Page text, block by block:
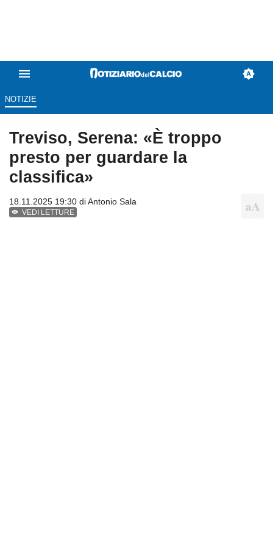
NOTIZIE
Treviso, Serena: «È troppo
presto per guardare la
classifica»
18.11.2025 19:30 diAntonio Sala
VEDI LETTURE